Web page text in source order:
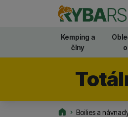
Kemping a
člny
Boilies a